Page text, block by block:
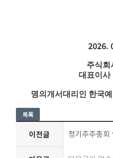
2026.
주식회
대표이사
명의개서대리인 한국
이전글 정기주주총회